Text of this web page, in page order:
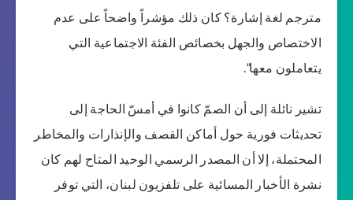
مترجم لغة إشارة؟ كان ذلك مؤشراً واضحاً على عدم
الاختصاص والجهل بخصائص الفئة الاجتماعية التي
يتعاملون معها”.
تشير نائلة إلى أن الصمّ كانوا في أمسّ الحاجة إلى
تحديثات فورية حول أماكن القصف والإنذارات والمخاطر
المحتملة، إلا أن المصدر الرسمي الوحيد المتاح لهم كان
نشرة الأخبار المسائية على تلفزيون لبنان، التي توفر